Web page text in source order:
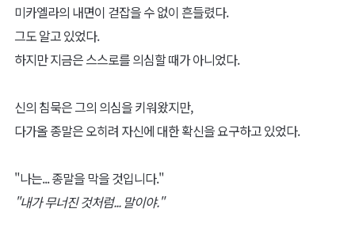
미카엘라의 내면이 걷잡을 수 없이 흔들렸다.
그도 알고 있었다.
하지만 지금은 스스로를 의심할 때가 아니었다.
신의 침묵은 그의 의심을 키워왔지만,
다가올 종말은 오히려 자신에 대한 확신을 요구하고 있었다.
"나는... 종말을 막을 것입니다."
"내가 무너진 것처럼... 말이야."